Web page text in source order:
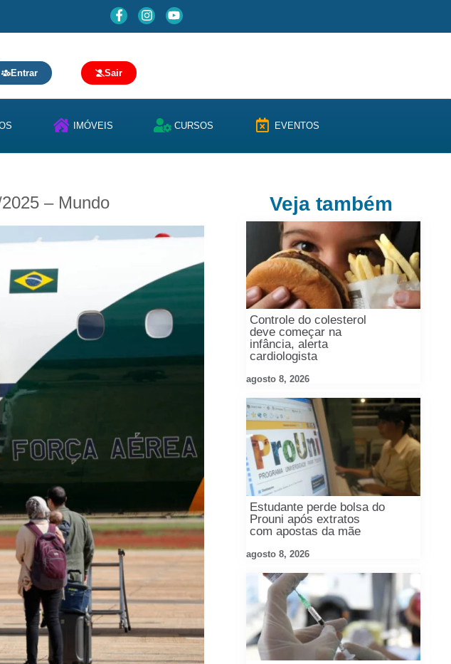
Entrar Sair
IMÓVEIS CURSOS EVENTOS
– Mundo Veja também
Controle do colesterol
deve começar na
infância, alerta
cardiologista
agosto 8, 2026
Estudante perde bolsa do
Prouni após extratos
com apostas da mãe
agosto 8, 2026